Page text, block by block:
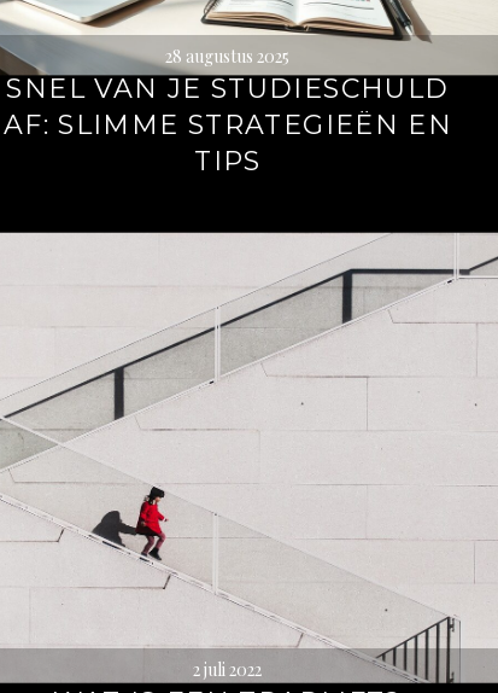
28 augustus 2025
SNEL VAN JE STUDIESCHULD
AF: SLIMME STRATEGIEËN EN
TIPS
2 juli 2022